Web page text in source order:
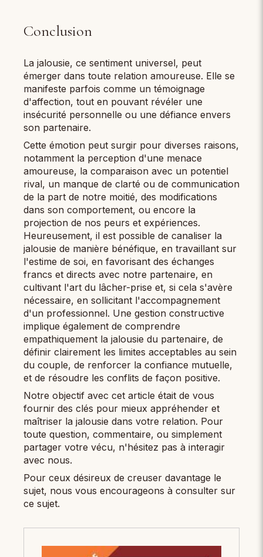
Conclusion
La jalousie, ce sentiment universel, peut
émerger dans toute relation amoureuse. Elle se
manifeste parfois comme un témoignage
d'affection, tout en pouvant révéler une
insécurité personnelle ou une défiance envers
son partenaire.
Cette émotion peut surgir pour diverses raisons,
notamment la perception d'une menace
amoureuse, la comparaison avec un potentiel
rival, un manque de clarté ou de communication
de la part de notre moitié, des modifications
dans son comportement, ou encore la
projection de nos peurs et expériences.
Heureusement, il est possible de canaliser la
jalousie de manière bénéfique, en travaillant sur
l'estime de soi, en favorisant des échanges
francs et directs avec notre partenaire, en
cultivant l'art du lâcher-prise et, si cela s'avère
nécessaire, en sollicitant l'accompagnement
d'un professionnel. Une gestion constructive
implique également de comprendre
empathiquement la jalousie du partenaire, de
définir clairement les limites acceptables au sein
du couple, de renforcer la confiance mutuelle,
et de résoudre les conflits de façon positive.
Notre objectif avec cet article était de vous
fournir des clés pour mieux appréhender et
maîtriser la jalousie dans votre relation. Pour
toute question, commentaire, ou simplement
partager votre vécu, n'hésitez pas à interagir
avec nous.
Pour ceux désireux de creuser davantage le
sujet, nous vous encourageons à consulter sur
ce sujet.